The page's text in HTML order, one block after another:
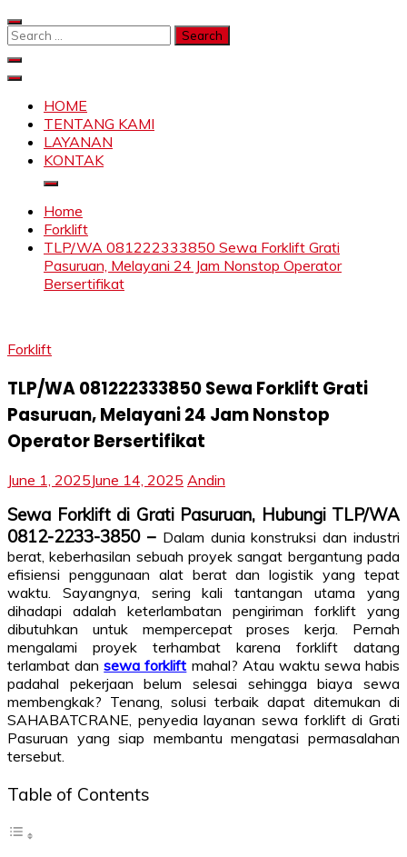
Skip
to
Search
SKYLIFTHOME
TENTANG KAMI
LAYANAN
KONTAK
Home
Forklift
TLP/WA 081222333850 Sewa Forklift Grati
Pasuruan, Melayani 24 Jam Nonstop Operator
Bersertifikat
Forklift
TLP/WA 081222333850 Sewa Forklift Grati
Pasuruan, Melayani 24 Jam Nonstop
Operator Bersertifikat
June 1, 2025June 14, 2025 Andin
Sewa Forklift di Grati Pasuruan, Hubungi TLP/WA
0812-2233-3850 – Dalam dunia konstruksi dan industri
berat, keberhasilan sebuah proyek sangat bergantung pada
efisiensi penggunaan alat berat dan logistik yang tepat
waktu. Sayangnya, sering kali tantangan utama yang
dihadapi adalah keterlambatan pengiriman forklift yang
dibutuhkan untuk mempercepat proses kerja. Pernah
mengalami proyek terhambat karena forklift datang
terlambat dansewa forklift mahal? Atau waktu sewa habis
padahal pekerjaan belum selesai sehingga biaya sewa
membengkak? Tenang, solusi terbaik dapat ditemukan di
SAHABATCRANE, penyedia layanan sewa forklift di Grati
Pasuruan yang siap membantu mengatasi permasalahan
tersebut.
Table of Contents